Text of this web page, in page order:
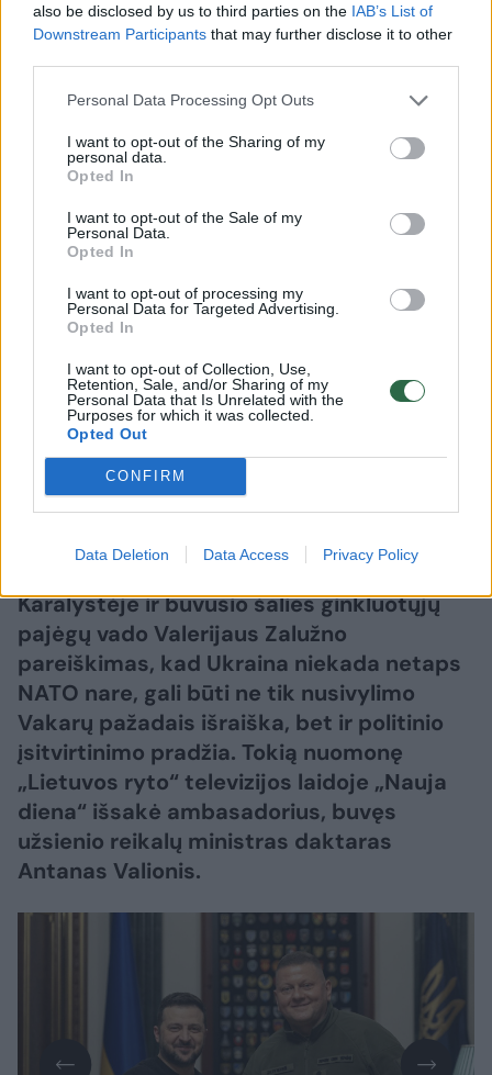
also be disclosed by us to third parties on the IAB’s List of
Downstream Participants that may further disclose it to other
Personal Data Processing Opt Outs
I want to opt-out of the Sharing of my
personal data.
Opted In
I want to opt-out of the Sale of my
Personal Data.
Opted In
I want to opt-out of processing my
Personal Data for Targeted Advertising.
Opted In
I want to opt-out of Collection, Use,
Retention, Sale, and/or Sharing of my
Personal Data that Is Unrelated with the
Purposes for which it was collected.
Opted Out
CONFIRM
Data Deletion Data Access Privacy Policy
V. Zalužno žodžiai apie NATO
rinkimams?(5)
Lrytas.lt
Karalystėje ir buvusio šalies ginkluotųjų
pajėgų vado Valerijaus Zalužno
pareiškimas, kad Ukraina niekada netaps
NATO nare, gali būti ne tik nusivylimo
Vakarų pažadais išraiška, bet ir politinio
įsitvirtinimo pradžia. Tokią nuomonę
„Lietuvos ryto“ televizijos laidoje „Nauja
diena“ išsakė ambasadorius, buvęs
užsienio reikalų ministras daktaras
Antanas Valionis.